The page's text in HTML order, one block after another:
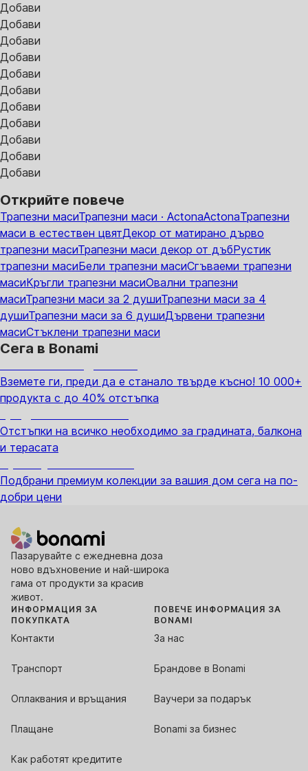
Добави
Добави
Добави
Добави
Добави
Добави
Добави
Добави
Добави
Добави
Добави
Открийте повече
Трапезни масиТрапезни маси · ActonaActonaТрапезни
маси в естествен цвятДекор от матирано дърво
трапезни масиТрапезни маси декор от дъбРустик
трапезни масиБели трапезни масиСгъваеми трапезни
масиКръгли трапезни масиОвални трапезни
масиТрапезни маси за 2 душиТрапезни маси за 4
душиТрапезни маси за 6 душиДървени трапезни
масиСтъклени трапезни маси
Сега в Bonami
Вземете ги, преди да е станало твърде късно! 10 000+
продукта с до 40% отстъпка
Отстъпки на всичко необходимо за градината, балкона
и терасата
Подбрани премиум колекции за вашия дом сега на по-
добри цени
Пазарувайте с ежедневна доза
ново вдъхновение и най-широка
гама от продукти за красив
живот.
ИНФОРМАЦИЯ ЗА
ПОКУПКАТА
Контакти
Транспорт
Оплаквания и връщания
Плащане
Как работят кредитите
ПОВЕЧЕ ИНФОРМАЦИЯ ЗА
BONAMI
За нас
Брандове в Bonami
Ваучери за подарък
Bonami за бизнес